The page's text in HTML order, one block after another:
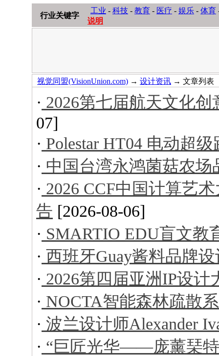
行业关键字
工业 - 科技 - 教育 - 医疗 - 娱乐 - 体育
说明
视觉同盟(VisionUnion.com) → 设计资讯 → 文章列表
· 2026第七届航天文化
07]
· Polestar HT04 电动超级
· 中国台湾永鸿菌菇农场
· 2026 CCF中国计算艺
告 [2026-08-06]
· SMARTIO EDU盲文教
· 西班牙Guay酱料品牌设
· 2026第四届亚洲IP设计
· NOCTA智能森林疏散
· 波兰设计师Alexander
· “巨匠光华——庞薰琹特